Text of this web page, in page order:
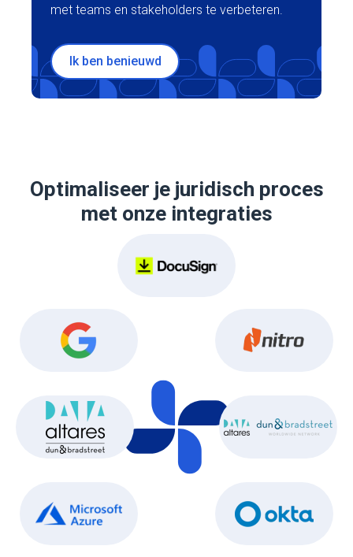
met teams en stakeholders te verbeteren.
Ik ben benieuwd
Optimaliseer je juridisch proces
met onze integraties